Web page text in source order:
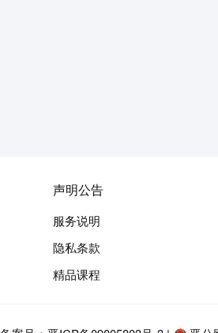
声明公告
服务说明
隐私条款
精品课程